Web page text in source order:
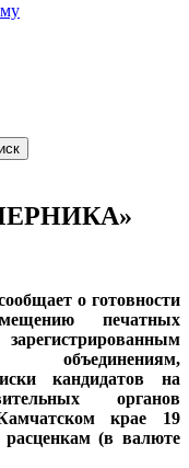
о готовности
печатных
объединениям,
кандидатов на
органов
крае 19
(в валюте